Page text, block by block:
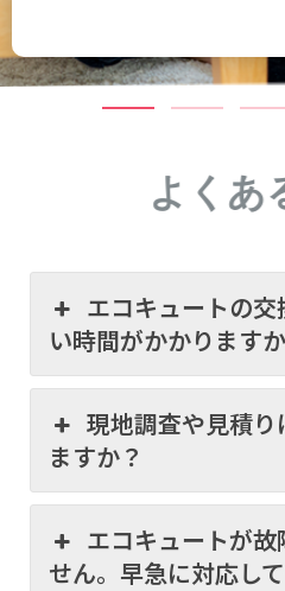
よくあ
エコキュートの
い時間がかかります
現地調査や見積
ますか？
エコキュートが故
せん。早急に対応し